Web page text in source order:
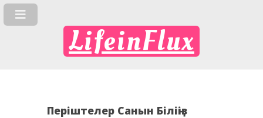
LifeinFlux
Періштелер Санын Біліңіз